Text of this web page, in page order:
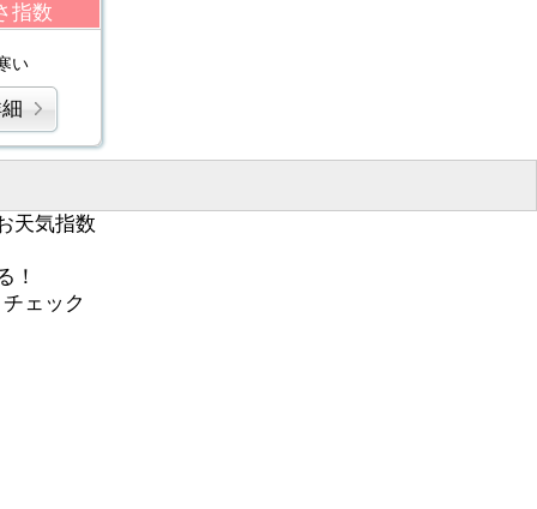
指数
い
天気指数
！
ェック